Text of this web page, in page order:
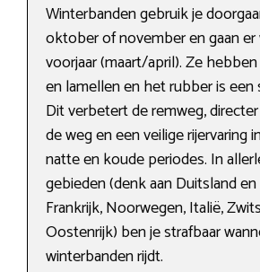
Winterbanden gebruik je
oktober of november en gaan
voorjaar (maart/april). Ze
en lamellen en het rubber is een
Dit verbetert de remweg,
de weg en een veilige rijervaring
natte en koude periodes. In
gebieden (denk aan Duitsland
Frankrijk, Noorwegen, Italië,
Oostenrijk) ben je strafbaar
winterbanden rijdt.